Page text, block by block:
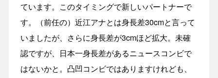
ています。このタイミングで新しいパートナーで
す。（前任の）近江アナとは身長差30cmと言って
いましたが、さらに身長差が3cmほど拡大。未確
認ですが、日本一身長差があるニュースコンビで
はないかと。凸凹コンビではありますけれども、